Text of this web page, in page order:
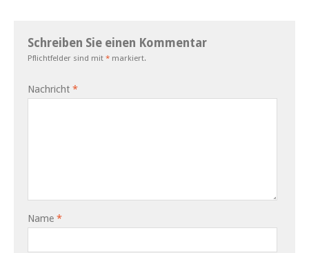
Schreiben Sie einen Kommentar
Pflichtfelder sind mit * markiert.
Nachricht *
Name *